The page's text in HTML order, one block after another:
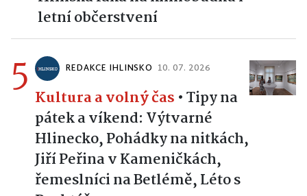
Neobjevený kout nedaleko
Hlinska láká na knihobudku i
letní občerstvení
REDAKCE IHLINSKO 10. 07. 2026
Kultura a volný čas•Tipy na
pátek a víkend: Výtvarné
Hlinecko, Pohádky na nitkách,